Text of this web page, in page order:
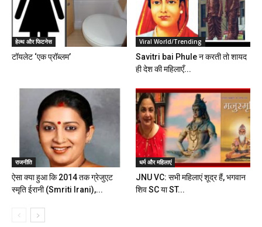
हेल्थ और फिटनेस
टॉयलेट ‘एक प्रॉब्लम’
Viral World/Trending
Savitri bai Phule न करती तो शायद
ही देश की महिलाएँ...
राजनीति
ऐसा क्या हुआ कि 2014 तक ग्रेजुएट
स्मृति ईरानी (Smriti Irani),...
धर्म और महिलाएं
JNU VC: सभी महिलाएं शूद्र हैं, भगवान
शिव SC या ST...